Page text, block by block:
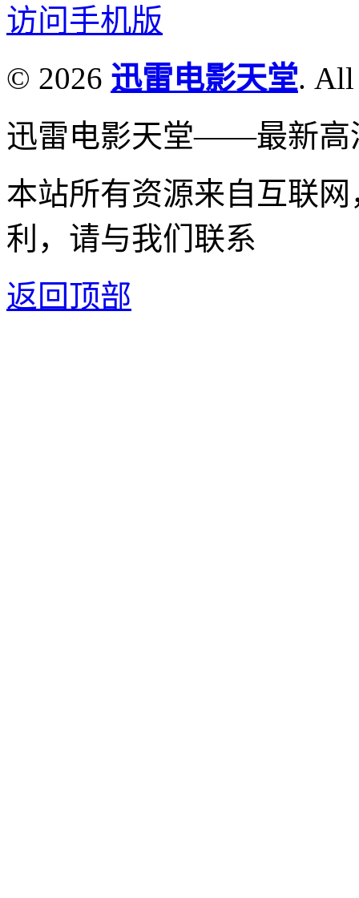
访问手机版
© 2026 迅雷电影天堂. All
迅雷电影天堂——最新高
本站所有资源来自互联
利，请与我们联系
返回顶部